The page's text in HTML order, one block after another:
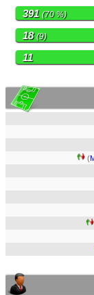
391 (70 %)
18(9)
11
(